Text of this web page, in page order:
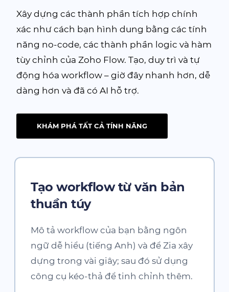
Xây dựng các thành phần tích hợp chính
xác như cách bạn hình dung bằng các tính
năng no-code, các thành phần logic và hàm
tùy chỉnh củaZoho Flow. Tạo, duy trì và tự
động hóa workflow – giờ đây nhanh hơn, dễ
dàng hơn và đã có AI hỗ trợ.
KHÁM PHÁ TẤT CẢ TÍNH NĂNG
Tạo workflow từ văn bản
thuần túy
Mô tả workflow của bạn bằng ngôn
ngữ dễ hiểu (tiếng Anh) và để Zia xây
dựng trong vài giây; sau đó sử dụng
công cụ kéo-thả để tinh chỉnh thêm.